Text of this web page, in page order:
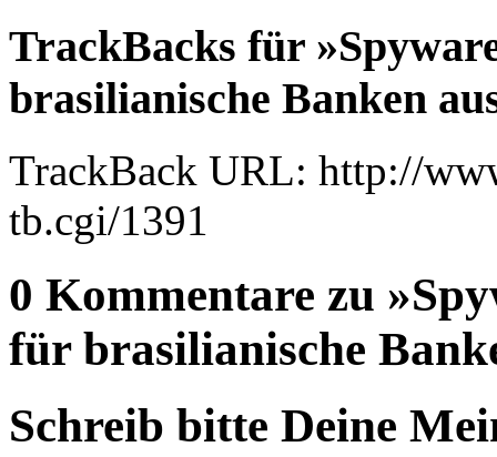
TrackBacks für
brasilianische Banken
TrackBack URL: http://
tb.cgi/1391
0 Kommentare zu
für brasilianische
Schreib bitte Deine